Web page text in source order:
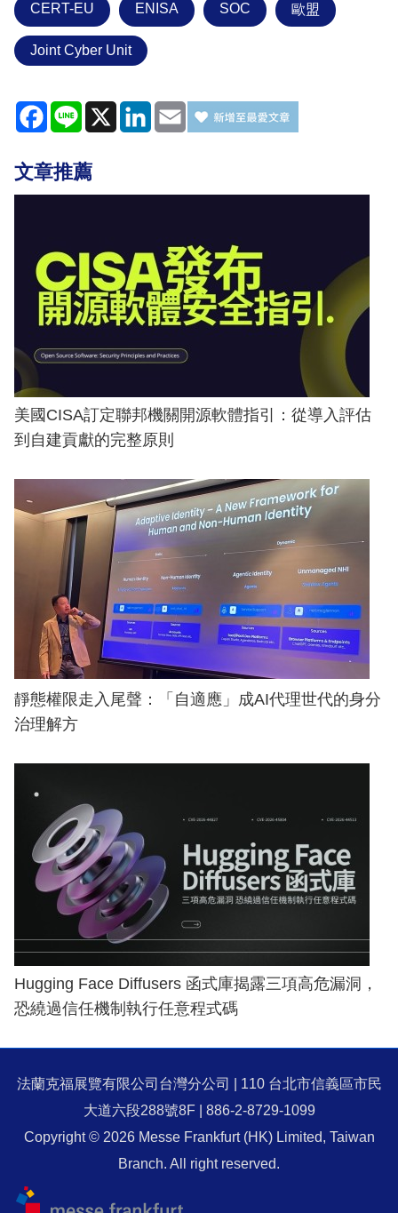
CERT-EU ENISA SOC 歐盟
Joint Cyber Unit
Facebook
Line X LinkedIn
Email
文章推薦
美國CISA訂定聯邦機關開源軟體指引：從導入評估
到自建貢獻的完整原則
靜態權限走入尾聲：「自適應」成AI代理世代的身分
治理解方
Hugging Face Diffusers 函式庫揭露三項高危漏洞，
恐繞過信任機制執行任意程式碼
法蘭克福展覽有限公司台灣分公司 | 110 台北市信義區市民
大道六段288號8F | 886-2-8729-1099
Copyright © 2026 Messe Frankfurt (HK) Limited, Taiwan
Branch. All right reserved.